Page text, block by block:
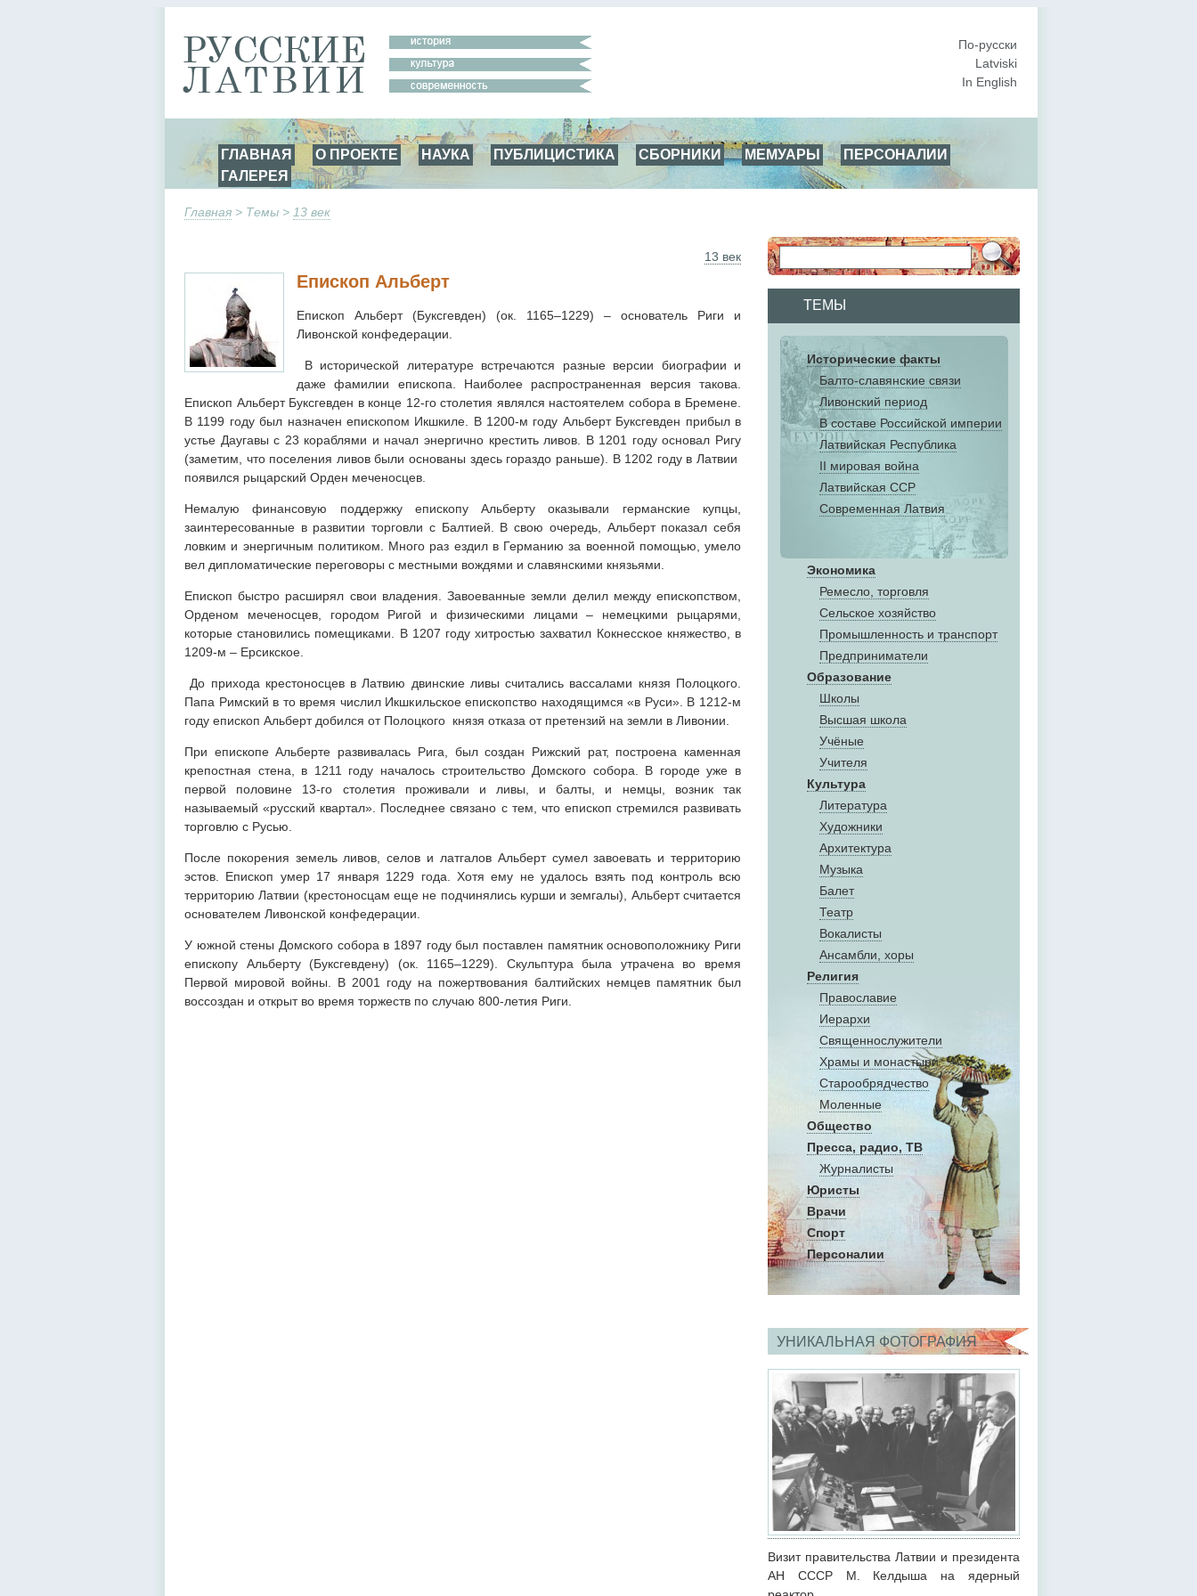
По-русски
Latviski
In English
ГЛАВНАЯ О ПРОЕКТЕ НАУКА ПУБЛИЦИСТИКА СБОРНИКИ МЕМУАРЫ
ПЕРСОНАЛИИ
ГАЛЕРЕЯ
Главная > Темы > 13 век
ТЕМЫ
Исторические факты
Балто-славянские связи
Ливонский период
В составе Российской империи
Латвийская Республика
II мировая война
Латвийская ССР
Современная Латвия
Экономика
Ремесло, торговля
Сельское хозяйство
Промышленность и транспорт
Предприниматели
Образование
Школы
Высшая школа
Учёные
Учителя
Культура
Литература
Художники
Aрхитектура
Музыка
Балет
Театр
Вокалисты
Aнсамбли, хоры
Религия
Православие
Иерархи
Священнослужители
Храмы и монастыри
Старообрядчество
Моленные
Общество
Пресса, радио, ТВ
Журналисты
Юристы
Врачи
Спорт
Персоналии
УНИКАЛЬНАЯ ФОТОГРАФИЯ
Визит правительства Латвии и президента
АН СССР М. Келдыша на ядерный
13 век
Епископ Альберт
Епископ Альберт (Буксгевден) (ок. 1165–1229) – основатель Риги и
Ливонской конфедерации.
В исторической литературе встречаются разные версии биографии и
даже фамилии епископа. Наиболее распространенная версия такова.
Епископ Альберт Буксгевден в конце 12-го столетия являлся настоятелем собора в Бремене.
В 1199 году был назначен епископом Икшкиле. В 1200-м году Альберт Буксгевден прибыл в
устье Даугавы с 23 кораблями и начал энергично крестить ливов. В 1201 году основал Ригу
(заметим, что поселения ливов были основаны здесь гораздо раньше). В 1202 году в Латвии
появился рыцарский Орден меченосцев.
Немалую финансовую поддержку епископу Альберту оказывали германские купцы,
заинтересованные в развитии торговли с Балтией. В свою очередь, Альберт показал себя
ловким и энергичным политиком. Много раз ездил в Германию за военной помощью, умело
вел дипломатические переговоры с местными вождями и славянскими князьями.
Епископ быстро расширял свои владения. Завоеванные земли делил между епископством,
Орденом меченосцев, городом Ригой и физическими лицами – немецкими рыцарями,
которые становились помещиками. В 1207 году хитростью захватил Кокнесское княжество, в
1209-м – Ерсикское.
До прихода крестоносцев в Латвию двинские ливы считались вассалами князя Полоцкого.
Папа Римский в то время числил Икшкильское епископство находящимся «в Руси». В 1212-м
году епископ Альберт добился от Полоцкого князя отказа от претензий на земли в Ливонии.
При епископе Альберте развивалась Рига, был создан Рижский рат, построена каменная
крепостная стена, в 1211 году началось строительство Домского собора. В городе уже в
первой половине 13-го столетия проживали и ливы, и балты, и немцы, возник так
называемый «русский квартал». Последнее связано с тем, что епископ стремился развивать
торговлю с Русью.
После покорения земель ливов, селов и латгалов Альберт сумел завоевать и территорию
эстов. Епископ умер 17 января 1229 года. Хотя ему не удалось взять под контроль всю
территорию Латвии (крестоносцам еще не подчинялись курши и земгалы), Альберт считается
основателем Ливонской конфедерации.
У южной стены Домского собора в 1897 году был поставлен памятник основоположнику Риги
епископу Альберту (Буксгевдену) (ок. 1165–1229). Скульптура была утрачена во время
Первой мировой войны. В 2001 году на пожертвования балтийских немцев памятник был
воссоздан и открыт во время торжеств по случаю 800-летия Риги.